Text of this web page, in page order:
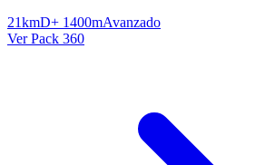
21kmD+ 1400mAvanzado
Ver Pack 360